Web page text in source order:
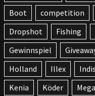
Boot
competition
Dropshot
Fishing
Gewinnspiel
Holland
Illex
Kenia
Köder